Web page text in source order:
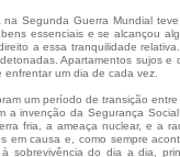
Segunda Guerra Mundial
essenciais e se alcançou
a essa tranquilidade
Apartamentos sujos
um dia de cada vez.
um período de transição
a invenção da Segurança
fria, a ameaça nuclear, e a
em causa e, como sempre
sobrevivência do dia a dia,